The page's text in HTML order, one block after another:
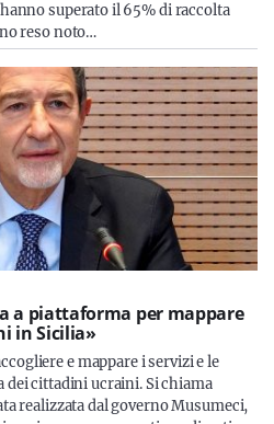
superato il 65% di raccolta
reso noto…
a piattaforma per mappare
in Sicilia»
e mappare i servizi e le
dei cittadini ucraini. Si chiama
realizzata dal governo Musumeci,